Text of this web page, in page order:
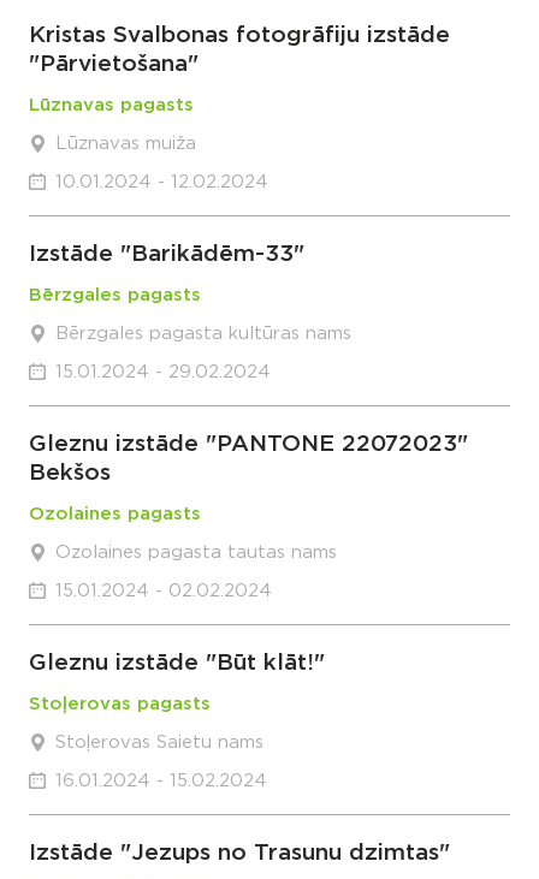
Kristas Svalbonas fotogrāfiju izstāde
"Pārvietošana"
Lūznavas pagasts
Lūznavas muiža
10.01.2024 - 12.02.2024
Izstāde "Barikādēm-33"
Bērzgales pagasts
Bērzgales pagasta kultūras nams
15.01.2024 - 29.02.2024
Gleznu izstāde "PANTONE 22072023"
Bekšos
Ozolaines pagasts
Ozolaines pagasta tautas nams
15.01.2024 - 02.02.2024
Gleznu izstāde "Būt klāt!"
Stoļerovas pagasts
Stoļerovas Saietu nams
16.01.2024 - 15.02.2024
Izstāde "Jezups no Trasunu dzimtas"